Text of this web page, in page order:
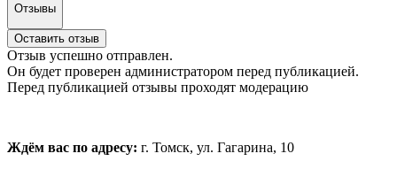
Отзывы
Оставить отзыв
Отзыв успешно отправлен.
Он будет проверен администратором перед публикацией.
Перед публикацией отзывы проходят модерацию
Ждём вас по адресу: г. Томск, ул. Гагарина, 10